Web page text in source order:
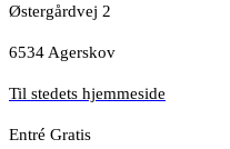
Østergårdvej 2
6534 Agerskov
Til stedets hjemmeside
Entré Gratis